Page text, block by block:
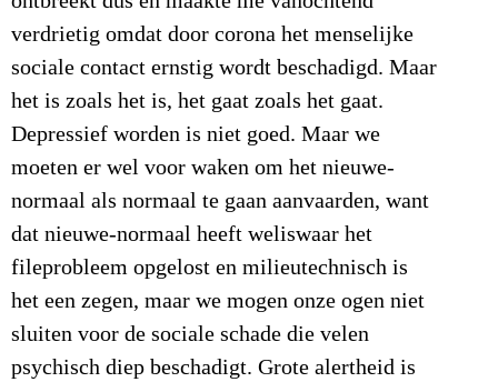
verdrietig omdat door corona het menselijke
sociale contact ernstig wordt beschadigd. Maar
het is zoals het is, het gaat zoals het gaat.
Depressief worden is niet goed. Maar we
moeten er wel voor waken om het nieuwe-
normaal als normaal te gaan aanvaarden, want
dat nieuwe-normaal heeft weliswaar het
fileprobleem opgelost en milieutechnisch is
het een zegen, maar we mogen onze ogen niet
sluiten voor de sociale schade die velen
psychisch diep beschadigt. Grote alertheid is